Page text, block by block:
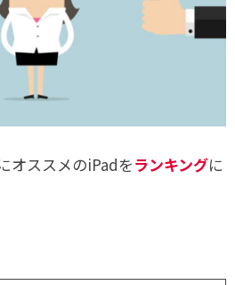
オススメのiPadをランキングに